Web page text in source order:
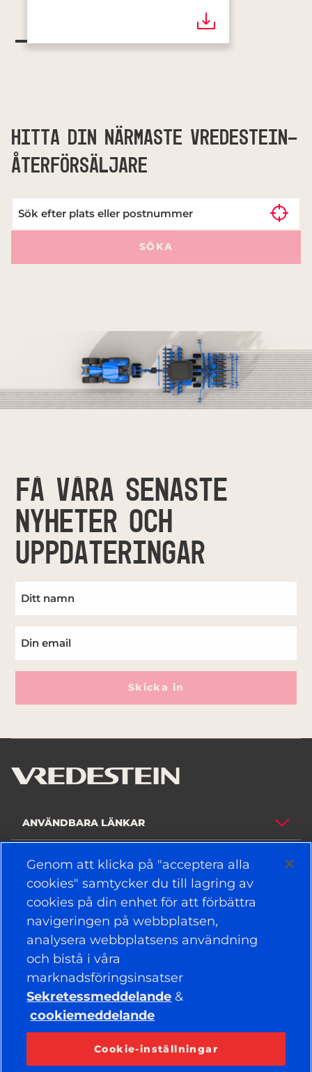
HITTA DIN NÄRMASTE VREDESTEIN-
ÅTERFÖRSÄLJARE
SÖKA
FÅ VÅRA SENASTE
NYHETER OCH
UPPDATERINGAR
Skicka in
ANVÄNDBARA LÄNKAR
POLITIK
FÖRETAG
HÅLL DIG UPPDATERAD
Facebook
YouTube
Instagram
Genom att klicka på "acceptera alla
cookies" samtycker du till lagring av
cookies på din enhet för att förbättra
navigeringen på webbplatsen,
analysera webbplatsens användning
och bistå i våra
marknadsföringsinsatser
Sekretessmeddelande &
cookiemeddelande
Cookie-inställningar